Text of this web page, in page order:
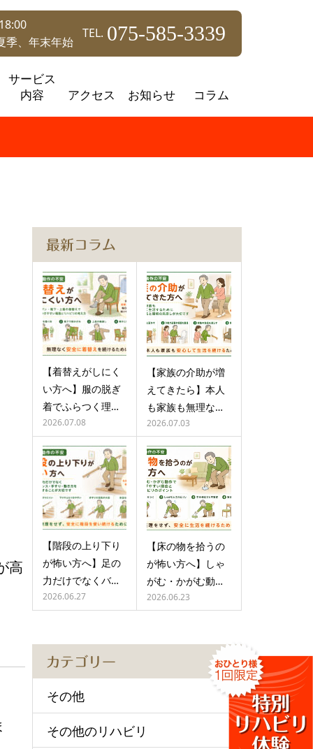
、年末年始
TEL. 075-585-3339
サービス
内容
アクセス お知らせ コラム
高
最新コラム
【着替えがしにく
い方へ】服の脱ぎ
着でふらつく理…
2026.07.08
【家族の介助が増
えてきたら】本人
も家族も無理な…
2026.07.03
【階段の上り下り
が怖い方へ】足の
力だけでなくバ…
2026.06.27
【床の物を拾うの
が怖い方へ】しゃ
がむ・かがむ動…
2026.06.23
カテゴリー
その他
その他のリハビリ